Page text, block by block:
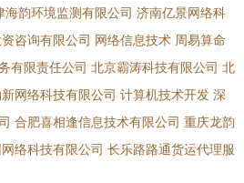
海韵环境监测有限公司 济南亿景网络科
咨询有限公司 网络信息技术 周易算命
有限责任公司 北京霸涛科技有限公司 北
网络科技有限公司 计算机技术开发 深
合肥喜相逢信息技术有限公司 重庆龙韵
络科技有限公司 长乐路路通货运代理服